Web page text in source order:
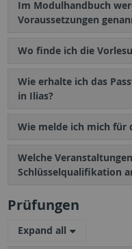
Im Modulhandbuch
Voraussetzungen
Wo finde ich die
Wie erhalte ich das
in Ilias?
Wie melde ich mich für
Welche
Schlüsselqualifikation
Prüfungen
Expand all